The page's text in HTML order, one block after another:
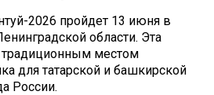
2026 пройдет 13 июня в
области. Эта
традиционным местом
для татарской и башкирской
России.